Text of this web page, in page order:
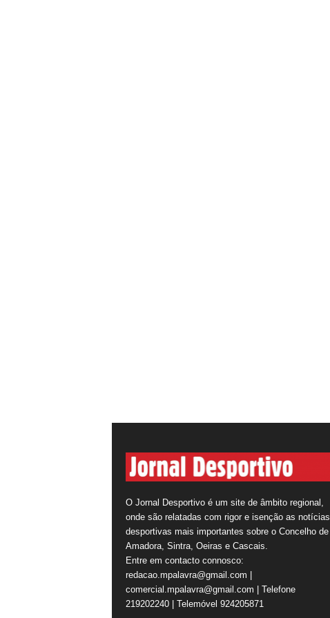
O Jornal Desportivo é um site de âmbito regional,
onde são relatadas com rigor e isenção as notícias
desportivas mais importantes sobre o Concelho de
Amadora, Sintra, Oeiras e Cascais.
Entre em contacto connosco:
redacao.mpalavra@gmail.com |
comercial.mpalavra@gmail.com | Telefone
219202240 | Telemóvel 924205871